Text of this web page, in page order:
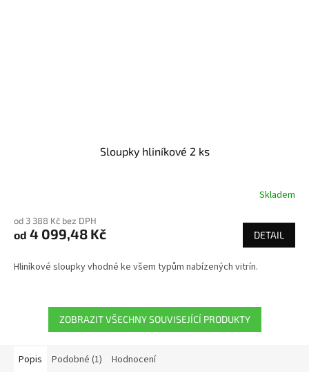
Sloupky hliníkové 2 ks
Skladem
od 3 388 Kč bez DPH
od 4 099,48 Kč DETAIL
Hliníkové sloupky vhodné ke všem typům nabízených vitrín.
ZOBRAZIT VŠECHNY SOUVISEJÍCÍ PRODUKTY
Popis Podobné (1) Hodnocení